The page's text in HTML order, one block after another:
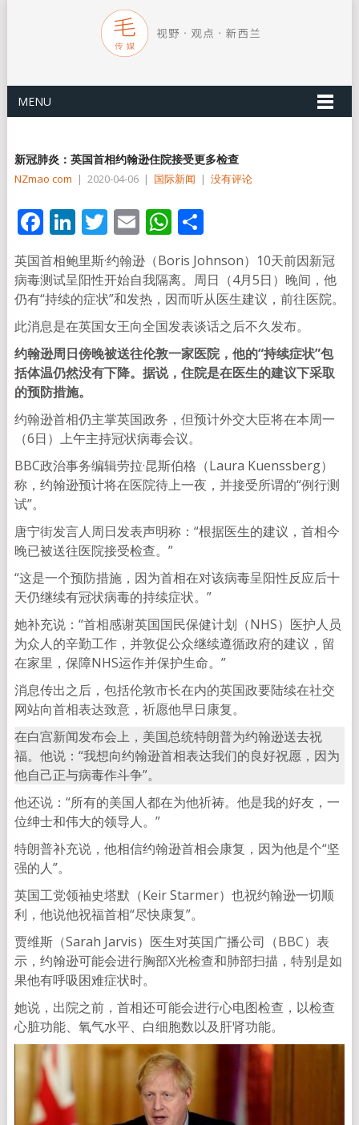
MENU
新冠肺炎：英国首相约翰逊住院接受更多检查
NZmao com | 2020-04-06 | 国际新闻 | 没有评论
Facebook
LinkedIn
Twitter
EmailWhatsApp
分
享
英国首相鲍里斯·约翰逊（Boris Johnson）10天前因新冠
病毒测试呈阳性开始自我隔离。周日（4月5日）晚间，他
仍有“持续的症状”和发热，因而听从医生建议，前往医院。
此消息是在英国女王向全国发表谈话之后不久发布。
约翰逊周日傍晚被送往伦敦一家医院，他的“持续症状”包
括体温仍然没有下降。据说，住院是在医生的建议下采取
的预防措施。
约翰逊首相仍主掌英国政务，但预计外交大臣将在本周一
（6日）上午主持冠状病毒会议。
BBC政治事务编辑劳拉·昆斯伯格（Laura Kuenssberg）
称，约翰逊预计将在医院待上一夜，并接受所谓的“例行测
试”。
唐宁街发言人周日发表声明称：“根据医生的建议，首相今
晚已被送往医院接受检查。”
“这是一个预防措施，因为首相在对该病毒呈阳性反应后十
天仍继续有冠状病毒的持续症状。”
她补充说：“首相感谢英国国民保健计划（NHS）医护人员
为众人的辛勤工作，并敦促公众继续遵循政府的建议，留
在家里，保障NHS运作并保护生命。”
消息传出之后，包括伦敦市长在内的英国政要陆续在社交
网站向首相表达致意，祈愿他早日康复。
在白宫新闻发布会上，美国总统特朗普为约翰逊送去祝
福。他说：“我想向约翰逊首相表达我们的良好祝愿，因为
他自己正与病毒作斗争”。
他还说：“所有的美国人都在为他祈祷。他是我的好友，一
位绅士和伟大的领导人。”
特朗普补充说，他相信约翰逊首相会康复，因为他是个“坚
强的人”。
英国工党领袖史塔默（Keir Starmer）也祝约翰逊一切顺
利，他说他祝福首相“尽快康复”。
贾维斯（Sarah Jarvis）医生对英国广播公司（BBC）表
示，约翰逊可能会进行胸部X光检查和肺部扫描，特别是如
果他有呼吸困难症状时。
她说，出院之前，首相还可能会进行心电图检查，以检查
心脏功能、氧气水平、白细胞数以及肝肾功能。